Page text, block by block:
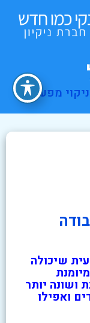
ניקוי מפעל
שיכולה
ושונה יותר
ואפילו